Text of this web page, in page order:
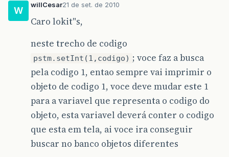
W
willCesar21 de set. de 2010
Caro lokit"s,
neste trecho de codigo
pstm.setInt(1,codigo) ; voce faz a busca
pela codigo 1, entao sempre vai imprimir o
objeto de codigo 1, voce deve mudar este 1
para a variavel que representa o codigo do
objeto, esta variavel deverá conter o codigo
que esta em tela, ai voce ira conseguir
buscar no banco objetos diferentes